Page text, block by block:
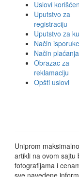
Uslovi
Uputstvo za
registraciju
Uputstvo za
Način isporuke
Način plaćanja
Obrazac za
reklamaciju
Opšti uslovi
Uniprom
artikli na ovom sajtu
fotografijama i